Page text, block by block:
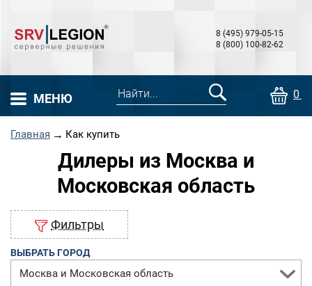
8 (495) 979-05-15
8 (800) 100-82-62
МЕНЮ 0
Главная → Как купить
Дилеры из Москва и
Московская область
Фильтры
ВЫБРАТЬ ГОРОД